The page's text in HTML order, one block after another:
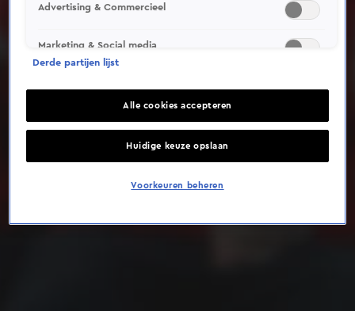
Advertising & Commercieel
Marketing & Social media
Derde partijen lijst
Alle cookies accepteren
Huidige keuze opslaan
Voorkeuren beheren